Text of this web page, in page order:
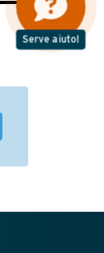
Serve aiuto!